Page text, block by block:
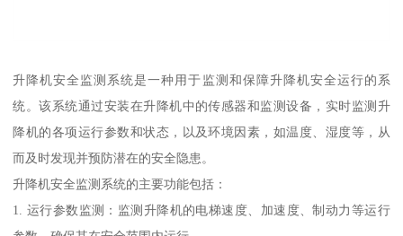
升降机安全监测系统是一种用于监测和保障升降机安全运行的系
统。该系统通过安装在升降机中的传感器和监测设备，实时监测升
降机的各项运行参数和状态，以及环境因素，如温度、湿度等，从
而及时发现并预防潜在的安全隐患。
升降机安全监测系统的主要功能包括：
1. 运行参数监测：监测升降机的电梯速度、加速度、制动力等运行